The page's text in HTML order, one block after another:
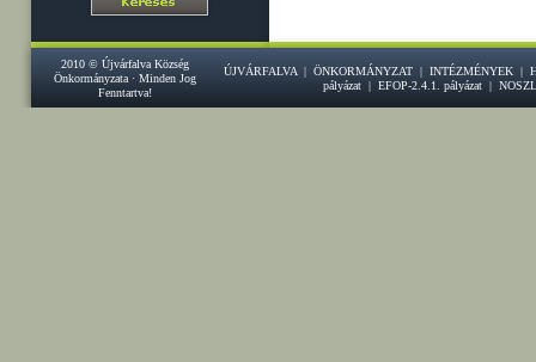
2010 © Újvárfalva Község
Önkormányzata · Minden Jog
Fenntartva!
ÚJVÁRFALVA | ÖNKORMÁNYZAT | INTÉZMÉNYEK |
pályázat| EFOP-2.4.1. pályázat|